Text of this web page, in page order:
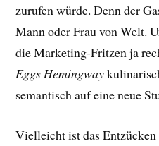
zurufen würde. Denn der
Mann oder Frau von Welt.
die Marketing-Fritzen ja
Eggs Hemingway
semantisch auf eine neue
Vielleicht ist das Entzücken